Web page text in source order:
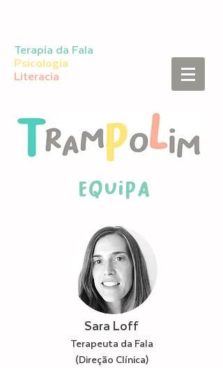
Terapia da Fala
Psicologia
Literacia
Equipa
Sara Loff
Terapeuta da Fala
(Direção Clínica)